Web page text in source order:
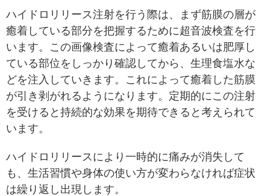
ハイドロリリース注射を行う際は、まず筋膜の層が
癒着している部分を把握するために超音波検査を行
います。この画像検査によって癒着あるいは肥厚し
ている部位をしっかり確認してから、生理食塩水な
どを注入していきます。これによって癒着した筋膜
が引き剥がれるようになります。定期的にこの注射
を受けると持続的な効果を期待できると考えられて
います。
ハイドロリリースにより一時的に痛みが消失して
も、生活習慣や身体の使い方が変わらなければ症状
は繰り返し出現します。